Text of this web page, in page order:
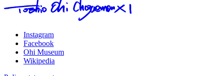
Instagram
Facebook
Ohi Museum
Wikipedia